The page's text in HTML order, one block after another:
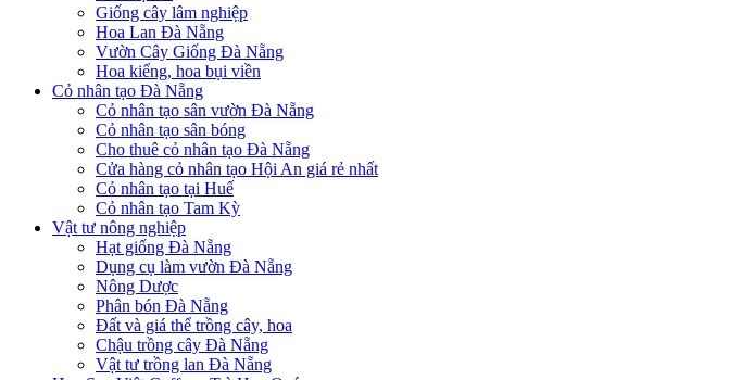
Giống cây lâm nghiệp
Hoa Lan Đà Nẵng
Vườn Cây Giống Đà Nẵng
Hoa kiểng, hoa bụi viền
Cỏ nhân tạo Đà Nẵng
Cỏ nhân tạo sân vườn Đà Nẵng
Cỏ nhân tạo sân bóng
Cho thuê cỏ nhân tạo Đà Nẵng
Cửa hàng cỏ nhân tạo Hội An giá rẻ nhất
Cỏ nhân tạo tại Huế
Cỏ nhân tạo Tam Kỳ
Vật tư nông nghiệp
Hạt giống Đà Nẵng
Dụng cụ làm vườn Đà Nẵng
Nông Dược
Phân bón Đà Nẵng
Đất và giá thể trồng cây, hoa
Chậu trồng cây Đà Nẵng
Vật tư trồng lan Đà Nẵng